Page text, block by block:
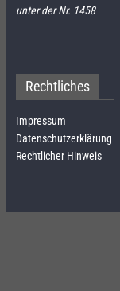
unter der Nr. 1458
Rechtliches
Impressum
Datenschutzerklärung
Rechtlicher Hinweis